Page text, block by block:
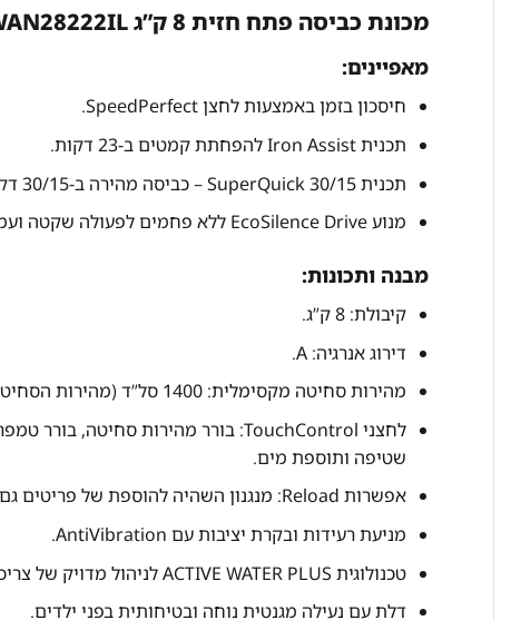
מכונת כביסה פתח חזית ‏8 ק”ג BOSCH WAN28222IL
מאפיינים:
חיסכון בזמן באמצעות לחצן SpeedPerfect.
תכנית Iron Assist להפחתת קמטים ב-23 דקות.
תכנית SuperQuick 30/15 – כביסה מהירה ב-30/15 דקות בלבד.
מנוע EcoSilence Drive ללא פחמים לפעולה שקטה ועמידות לאורך שנים.
מבנה ותכונות:
קיבולת: 8 ק”ג.
דירוג אנרגיה: A.
מהירות סחיטה מקסימלית: 1400 סל”ד (מהירות הסחיטה המקסימלית מופחתת אוטומטית במקרה של חוסר איזון בכביסה).
שטיפה ותוספת מים.
אפשרות Reload: מנגנון השהיה להוספת של פריטים גם לאחר תחילת התכנית.
מניעת רעידות ובקרת יציבות עם AntiVibration.
טכנולוגית ACTIVE WATER PLUS לניהול מדויק של צריכת המים.
דלת עם נעילה מגנטית נוחה ובטיחותית בפני ילדים.